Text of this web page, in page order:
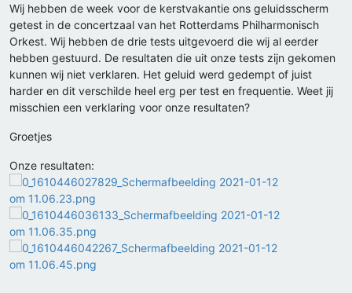
Wij hebben de week voor de kerstvakantie ons geluidsscherm
getest in de concertzaal van het Rotterdams Philharmonisch
Orkest. Wij hebben de drie tests uitgevoerd die wij al eerder
hebben gestuurd. De resultaten die uit onze tests zijn gekomen
kunnen wij niet verklaren. Het geluid werd gedempt of juist
harder en dit verschilde heel erg per test en frequentie. Weet jij
misschien een verklaring voor onze resultaten?
Groetjes
Onze resultaten: